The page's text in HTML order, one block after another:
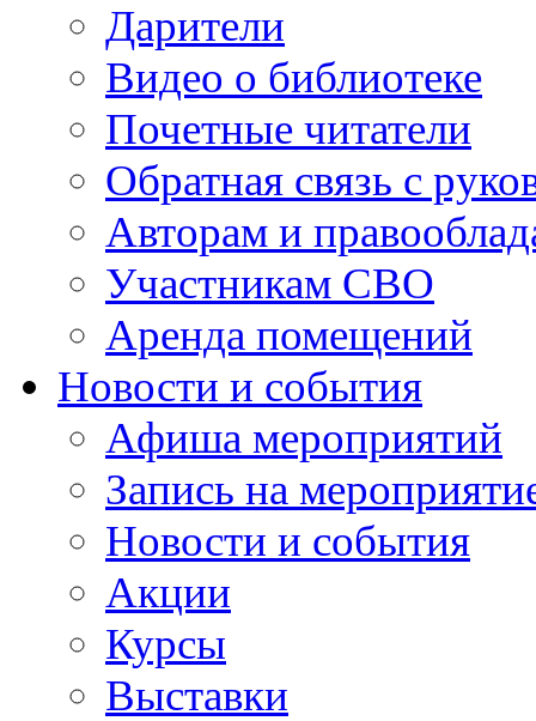
Дарители
Видео о библиотеке
Почетные читатели
Обратная связь с
Авторам и
Участникам СВО
Аренда помещений
Новости и события
Афиша мероприятий
Запись на
Новости и события
Акции
Курсы
Выставки